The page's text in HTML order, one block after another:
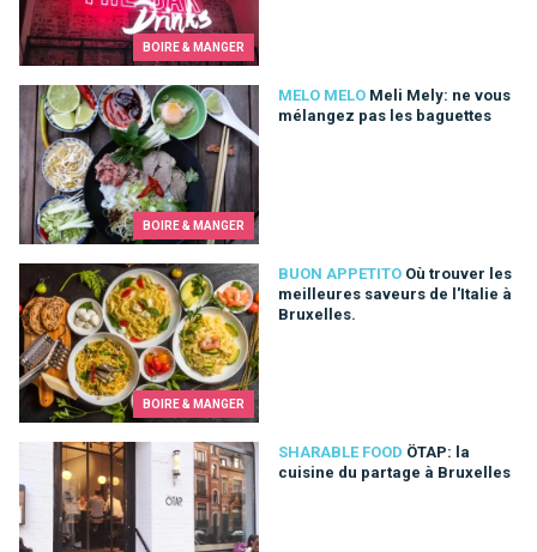
BOIRE & MANGER
BOIRE & MANGER
MELO MELO Meli Mely: ne vous
mélangez pas les baguettes
Meli Mely: ne vous mélangez pas les baguettes
BOIRE & MANGER
BUON APPETITO Où trouver les
meilleures saveurs de l'Italie à
Bruxelles.
Où trouver les meilleures saveurs de l'Italie à Bruxelles.
SHARABLE FOOD ÖTAP: la
cuisine du partage à Bruxelles
ÖTAP: la cuisine du partage à Bruxelles